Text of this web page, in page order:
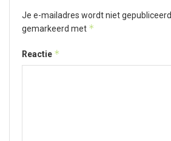
Je e-mailadres wordt niet gepubliceerd.
gemarkeerd met *
Reactie *